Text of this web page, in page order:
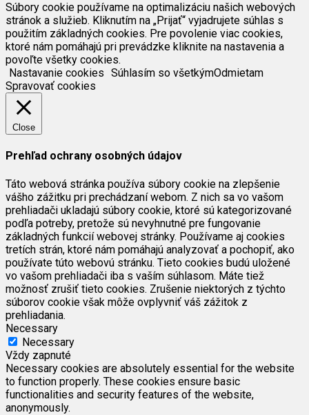
Súbory cookie používame na optimalizáciu našich webových
stránok a služieb. Kliknutím na „Prijať“ vyjadrujete súhlas s
použitím základných cookies. Pre povolenie viac cookies,
ktoré nám pomáhajú pri prevádzke kliknite na nastavenia a
povoľte všetky cookies.
Nastavanie cookies Súhlasím so všetkýmOdmietam
Spravovať cookies
Close
Prehľad ochrany osobných údajov
Táto webová stránka používa súbory cookie na zlepšenie
vášho zážitku pri prechádzaní webom. Z nich sa vo vašom
prehliadači ukladajú súbory cookie, ktoré sú kategorizované
podľa potreby, pretože sú nevyhnutné pre fungovanie
základných funkcií webovej stránky. Používame aj cookies
tretích strán, ktoré nám pomáhajú analyzovať a pochopiť, ako
používate túto webovú stránku. Tieto cookies budú uložené
vo vašom prehliadači iba s vaším súhlasom. Máte tiež
možnosť zrušiť tieto cookies. Zrušenie niektorých z týchto
súborov cookie však môže ovplyvniť váš zážitok z
prehliadania.
Necessary
Necessary
Vždy zapnuté
Necessary cookies are absolutely essential for the website
to function properly. These cookies ensure basic
functionalities and security features of the website,
anonymously.